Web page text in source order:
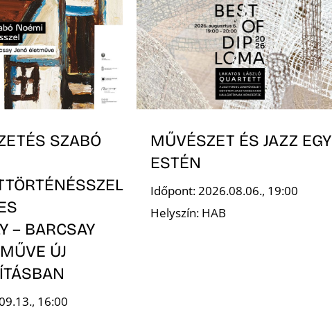
SZABÓ
– BARCSAY
ÚJ
16:00
MŰVÉSZET ÉS JAZZ EGY
ESTÉN
Időpont: 2026.08.06., 19:00
Helyszín: HAB